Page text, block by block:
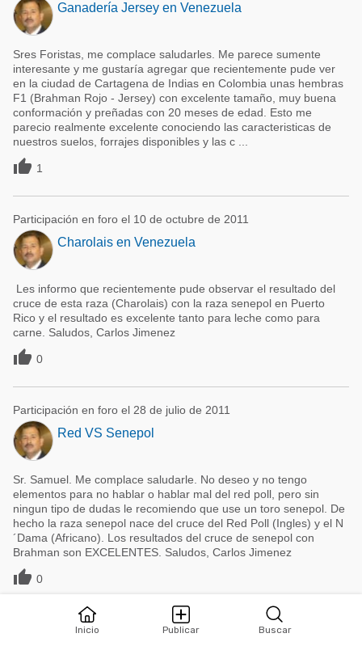
Inicio Publicar Buscar
Ganadería Jersey en Venezuela
Sres Foristas, me complace saludarles. Me parece sumente
interesante y me gustaría agregar que recientemente pude ver
en la ciudad de Cartagena de Indias en Colombia unas hembras
F1 (Brahman Rojo - Jersey) con excelente tamaño, muy buena
conformación y preñadas con 20 meses de edad. Esto me
parecio realmente excelente conociendo las caracteristicas de
nuestros suelos, forrajes disponibles y las c ...
 1
Participación en foro el 10 de octubre de 2011
Charolais en Venezuela
Les informo que recientemente pude observar el resultado del
cruce de esta raza (Charolais) con la raza senepol en Puerto
Rico y el resultado es excelente tanto para leche como para
carne. Saludos, Carlos Jimenez
 0
Participación en foro el 28 de julio de 2011
Red VS Senepol
Sr. Samuel. Me complace saludarle. No deseo y no tengo
elementos para no hablar o hablar mal del red poll, pero sin
ningun tipo de dudas le recomiendo que use un toro senepol. De
hecho la raza senepol nace del cruce del Red Poll (Ingles) y el N
´Dama (Africano). Los resultados del cruce de senepol con
Brahman son EXCELENTES. Saludos, Carlos Jimenez
 0
Participación en foro el 3 de abril de 2011